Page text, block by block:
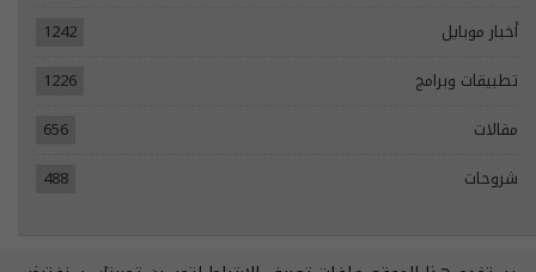
أخبار موبايل
1242
تطبيقات وبرامج
1226
مقالات
656
شروحات
488